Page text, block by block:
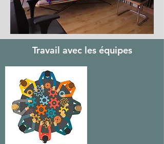
Travail avec les équipes